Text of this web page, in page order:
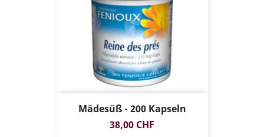
NUR ONLINE
ERHÄLTLICH
Mädesüß - 200 Kapseln
Preis
38,00 CHF